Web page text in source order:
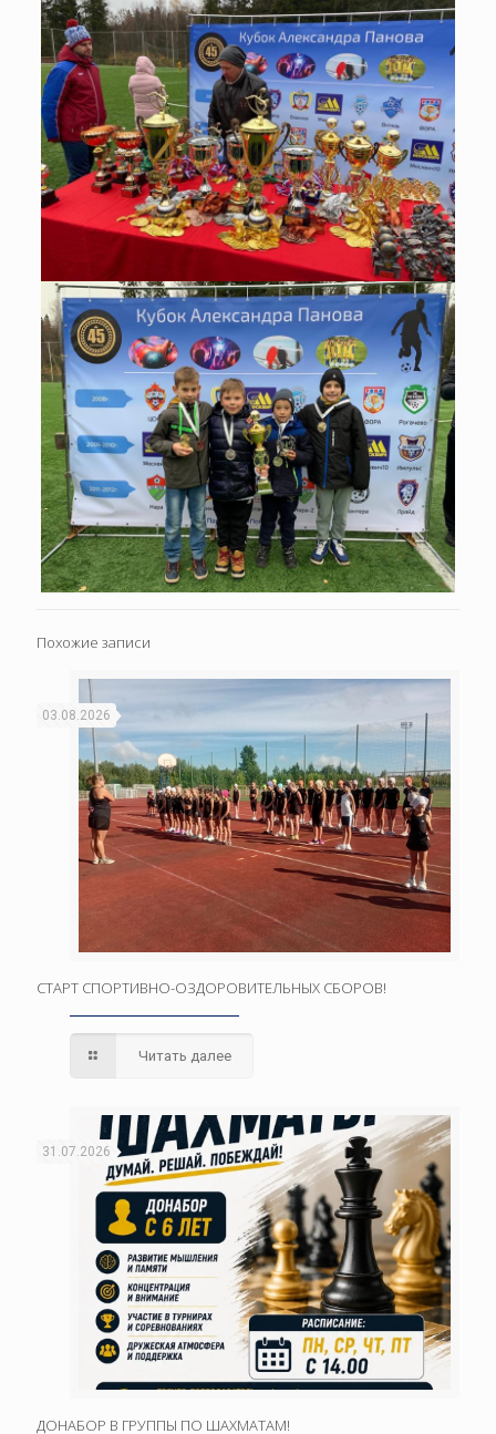
Похожие записи
03.08.2026
СТАРТ СПОРТИВНО-ОЗДОРОВИТЕЛЬНЫХ СБОРОВ!
Читать далее
31.07.2026
ДОНАБОР В ГРУППЫ ПО ШАХМАТАМ!